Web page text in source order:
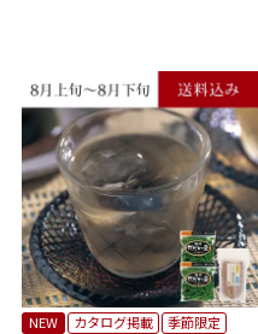
NEW カタログ掲載 季節限定